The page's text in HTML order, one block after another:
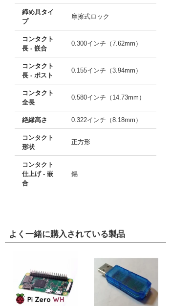
締め具タイ
プ
摩擦式ロック
コンタクト
長 - 嵌合
0.300インチ（7.62mm）
コンタクト
長 - ポスト
0.155インチ（3.94mm）
コンタクト
全長
0.580インチ（14.73mm）
絶縁高さ 0.322インチ（8.18mm）
コンタクト
形状
正方形
コンタクト
仕上げ - 嵌
合
錫
よく一緒に購入されている製品